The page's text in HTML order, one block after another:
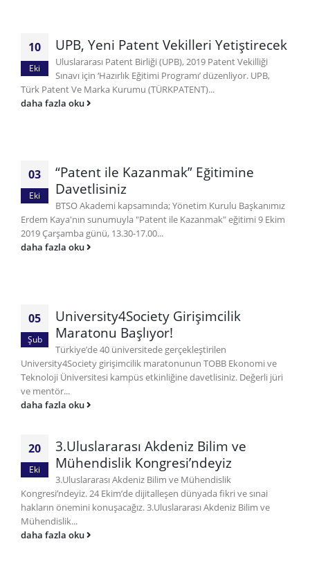
10
Eki
UPB, Yeni Patent Vekilleri Yetiştirecek
Uluslararası Patent Birliği (UPB), 2019 Patent Vekilliği
Sınavı için ‘Hazırlık Eğitimi Programı’ düzenliyor. UPB,
Türk Patent Ve Marka Kurumu (TÜRKPATENT)...
daha fazla oku
03
Eki
“Patent ile Kazanmak” Eğitimine
Davetlisiniz
BTSO Akademi kapsamında; Yönetim Kurulu Başkanımız
Erdem Kaya'nın sunumuyla "Patent ile Kazanmak" eğitimi 9 Ekim
2019 Çarşamba günü, 13.30-17.00...
daha fazla oku
05
Şub
University4Society Girişimcilik
Maratonu Başlıyor!
Türkiye’de 40 üniversitede gerçekleştirilen
University4Society girişimcilik maratonunun TOBB Ekonomi ve
Teknoloji Üniversitesi kampüs etkinliğine davetlisiniz. Değerli jüri
ve mentör...
daha fazla oku
20
Eki
3.Uluslararası Akdeniz Bilim ve
Mühendislik Kongresi’ndeyiz
3.Uluslararası Akdeniz Bilim ve Mühendislik
Kongresi’ndeyiz. 24 Ekim’de dijitalleşen dünyada fikri ve sınai
hakların önemini konuşacağız. 3.Uluslararası Akdeniz Bilim ve
Mühendislik...
daha fazla oku